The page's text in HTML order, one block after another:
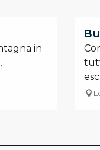
in